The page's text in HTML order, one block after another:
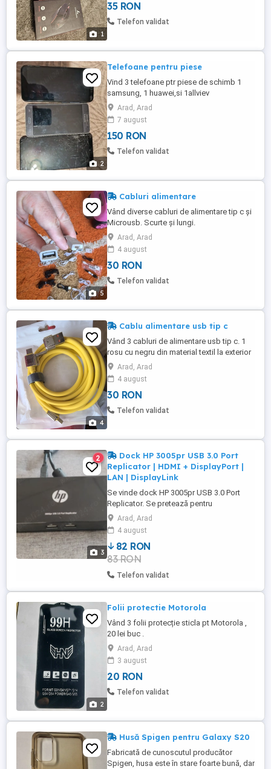
1
35 RON
Telefon validat
2
Telefoane pentru piese
Vind 3 telefoane ptr piese de schimb 1
samsung, 1 huawei,si 1allviev
Arad, Arad
7 august
150 RON
Telefon validat
5
Cabluri alimentare
Vând diverse cabluri de alimentare tip c și
Microusb. Scurte și lungi.
Arad, Arad
4 august
30 RON
Telefon validat
4
Cablu alimentare usb tip c
Vând 3 cabluri de alimentare usb tip c. 1
rosu cu negru din material textil la exterior
1 alb 1 galben cu 2 capete de usb și usb
tip c pe o parte
Arad, Arad
4 august
30 RON
Telefon validat
3
2
Dock HP 3005pr USB 3.0 Port
Replicator | HDMI + DisplayPort |
LAN | DisplayLink
Se vinde dock HP 3005pr USB 3.0 Port
Replicator. Se pretează pentru
transformarea rapidă a unui laptop sau
mini PC într-un setup de birou complet.
Permite conectarea simultană a 2
monitoare, tastaturii, mouse-ului, rețelei și
altor periferice printr-un singur cablu USB
3.0. Funcționează cu toate echipamentele
...
Arad, Arad
4 august
82 RON
83 RON
Telefon validat
2
Folii protectie Motorola
Vând 3 folii protecție sticla pt Motorola ,
20 lei buc .
Arad, Arad
3 august
20 RON
Telefon validat
Husă Spigen pentru Galaxy S20
Fabricată de cunoscutul producător
Spigen, husa este în stare foarte bună, dar